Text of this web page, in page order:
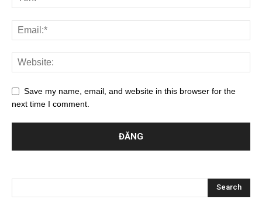
Save my name, email, and website in this browser for the
next time I comment.